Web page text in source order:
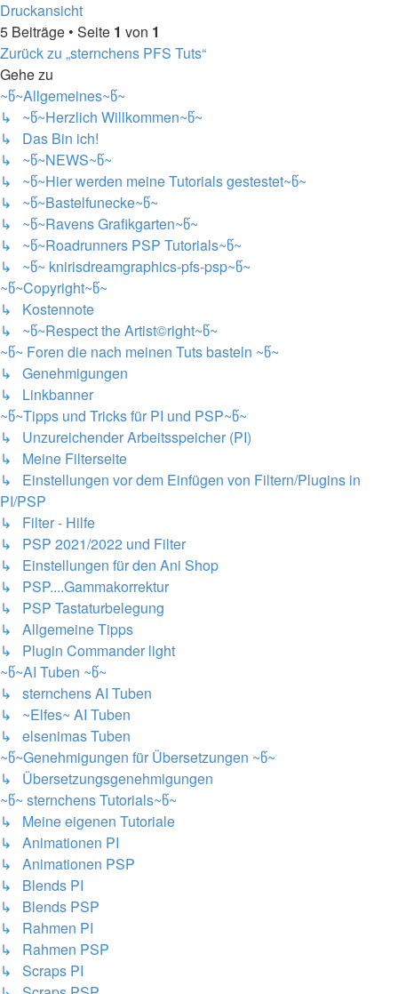
Druckansicht
5 Beiträge • Seite 1 von 1
Zurück zu „sternchens PFS Tuts“
Gehe zu
~წ~Allgemeines~წ~
↳ ~წ~Herzlich Willkommen~წ~
↳ Das Bin ich!
↳ ~წ~NEWS~წ~
↳ ~წ~Hier werden meine Tutorials gestestet~წ~
↳ ~წ~Bastelfunecke~წ~
↳ ~წ~Ravens Grafikgarten~წ~
↳ ~წ~Roadrunners PSP Tutorials~წ~
↳ ~წ~ knirisdreamgraphics-pfs-psp~წ~
~წ~Copyright~წ~
↳ Kostennote
↳ ~წ~Respect the Artist©right~წ~
~წ~ Foren die nach meinen Tuts basteln ~წ~
↳ Genehmigungen
↳ Linkbanner
~წ~Tipps und Tricks für PI und PSP~წ~
↳ Unzureichender Arbeitsspeicher (PI)
↳ Meine Filterseite
↳ Einstellungen vor dem Einfügen von Filtern/Plugins in
PI/PSP
↳ Filter - Hilfe
↳ PSP 2021/2022 und Filter
↳ Einstellungen für den Ani Shop
↳ PSP....Gammakorrektur
↳ PSP Tastaturbelegung
↳ Allgemeine Tipps
↳ Plugin Commander light
~წ~AI Tuben ~წ~
↳ sternchens AI Tuben
↳ ~Elfes~ AI Tuben
↳ elsenimas Tuben
~წ~Genehmigungen für Übersetzungen ~წ~
↳ Übersetzungsgenehmigungen
~წ~ sternchens Tutorials~წ~
↳ Meine eigenen Tutoriale
↳ Animationen PI
↳ Animationen PSP
↳ Blends PI
↳ Blends PSP
↳ Rahmen PI
↳ Rahmen PSP
↳ Scraps PI